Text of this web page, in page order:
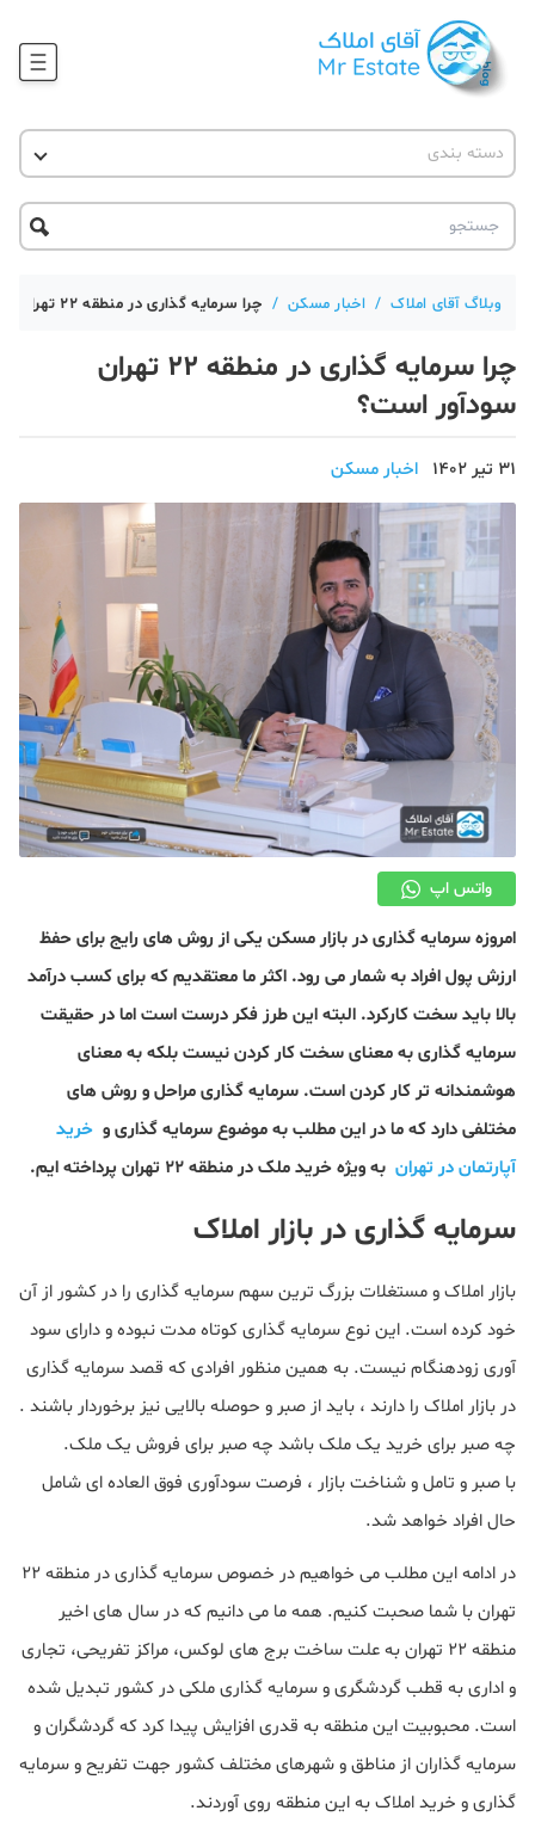
آموزش املاک
حقوقی
آکادمی
دسته بندی
آقای مشاور املاک
آکادمی آقای املاک
آموزش املاک
آموزش پلتفرم آقای املاک
تحلیل مسکن
دکوراسیون
صنعت ساختمان
محله گردی
معماری
ملکی
همایش و نمایشگاه
وبلاگ آقای املاک / اخبار مسکن / چرا سرمایه گذاری در منطقه ۲۲ تهران سودآور است؟
چرا سرمایه گذاری در منطقه ۲۲ تهران
سودآور است؟
31 تیر 1402 اخبار مسکن
واتس اپ
امروزه سرمایه گذاری در بازار مسکن یکی از روش های رایج برای حفظ
ارزش پول افراد به شمار می رود. اکثر ما معتقدیم که برای کسب درآمد
بالا باید سخت کارکرد. البته این طرز فکر درست است اما در حقیقت
سرمایه گذاری به معنای سخت کار کردن نیست بلکه به معنای
هوشمندانه تر کار کردن است. سرمایه گذاری مراحل و روش های
مختلفی دارد که ما در این مطلب به موضوع سرمایه گذاری و خرید
آپارتمان در تهران به ویژه خرید ملک در منطقه ۲۲ تهران پرداخته ایم.
سرمایه گذاری در بازار املاک
بازار املاک و مستغلات بزرگ ترین سهم سرمایه گذاری را در کشور از آن
خود کرده است. این نوع سرمایه گذاری کوتاه مدت نبوده و دارای سود
آوری زودهنگام نیست. به همین منظور افرادی که قصد سرمایه گذاری
در بازار املاک را دارند ، باید از صبر و حوصله بالایی نیز برخوردار باشند .
چه صبر برای خرید یک ملک باشد چه صبر برای فروش یک ملک.
با صبر و تامل و شناخت بازار ، فرصت سودآوری فوق العاده ای شامل
حال افراد خواهد شد.
در ادامه این مطلب می خواهیم در خصوص سرمایه گذاری در منطقه ۲۲
تهران با شما صحبت کنیم. همه ما می دانیم که در سال های اخیر
منطقه ۲۲ تهران به علت ساخت برج های لوکس، مراکز تفریحی، تجاری
و اداری به قطب گردشگری و سرمایه گذاری ملکی در کشور تبدیل شده
است. محبوبیت این منطقه به قدری افزایش پیدا کرد که گردشگران و
سرمایه گذاران از مناطق و شهرهای مختلف کشور جهت تفریح و سرمایه
گذاری و خرید املاک به این منطقه روی آوردند.